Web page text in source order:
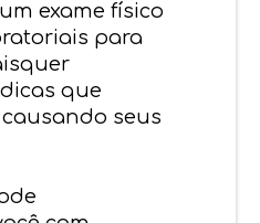
exame físico
para
que
seus